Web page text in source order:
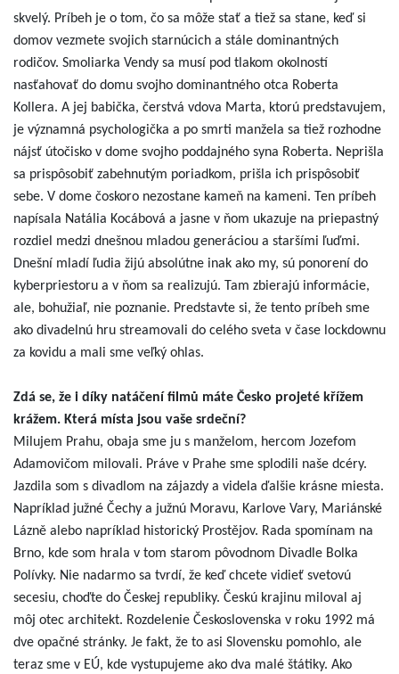
skvelý. Príbeh je o tom, čo sa môže stať a tiež sa stane, keď si
domov vezmete svojich starnúcich a stále dominantných
rodičov. Smoliarka Vendy sa musí pod tlakom okolností
nasťahovať do domu svojho dominantného otca Roberta
Kollera. A jej babička, čerstvá vdova Marta, ktorú predstavujem,
je významná psychologička a po smrti manžela sa tiež rozhodne
nájsť útočisko v dome svojho poddajného syna Roberta. Neprišla
sa prispôsobiť zabehnutým poriadkom, prišla ich prispôsobiť
sebe. V dome čoskoro nezostane kameň na kameni. Ten príbeh
napísala Natália Kocábová a jasne v ňom ukazuje na priepastný
rozdiel medzi dnešnou mladou generáciou a staršími ľuďmi.
Dnešní mladí ľudia žijú absolútne inak ako my, sú ponorení do
kyberpriestoru a v ňom sa realizujú. Tam zbierajú informácie,
ale, bohužiaľ, nie poznanie. Predstavte si, že tento príbeh sme
ako divadelnú hru streamovali do celého sveta v čase lockdownu
za kovidu a mali sme veľký ohlas.
Zdá se, že i díky natáčení filmů máte Česko projeté křížem
krážem. Která místa jsou vaše srdeční?
Milujem Prahu, obaja sme ju s manželom, hercom Jozefom
Adamovičom milovali. Práve v Prahe sme splodili naše dcéry.
Jazdila som s divadlom na zájazdy a videla ďalšie krásne miesta.
Napríklad južné Čechy a južnú Moravu, Karlove Vary, Mariánské
Lázně alebo napríklad historický Prostějov. Rada spomínam na
Brno, kde som hrala v tom starom pôvodnom Divadle Bolka
Polívky. Nie nadarmo sa tvrdí, že keď chcete vidieť svetovú
secesiu, choďte do Českej republiky. Českú krajinu miloval aj
môj otec architekt. Rozdelenie Československa v roku 1992 má
dve opačné stránky. Je fakt, že to asi Slovensku pomohlo, ale
teraz sme v EÚ, kde vystupujeme ako dva malé štátiky. Ako